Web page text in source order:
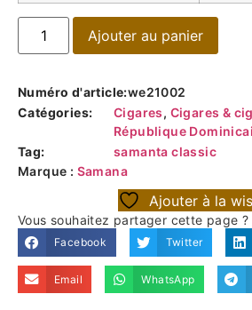
Ajouter au panier
Numéro d'article:we21002
Catégories:
Cigares, Cigares &
République
Tag:
samanta classic
Marque : Samana
Ajouter à la
Vous souhaitez partager cette page ?
Facebook Twitter
Email WhatsApp